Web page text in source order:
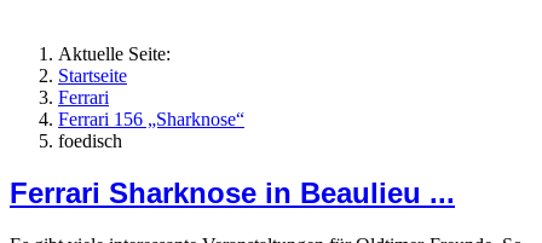
Aktuelle Seite:
Startseite
Ferrari
Ferrari 156 „Sharknose“
foedisch
Ferrari Sharknose in Beaulieu ...